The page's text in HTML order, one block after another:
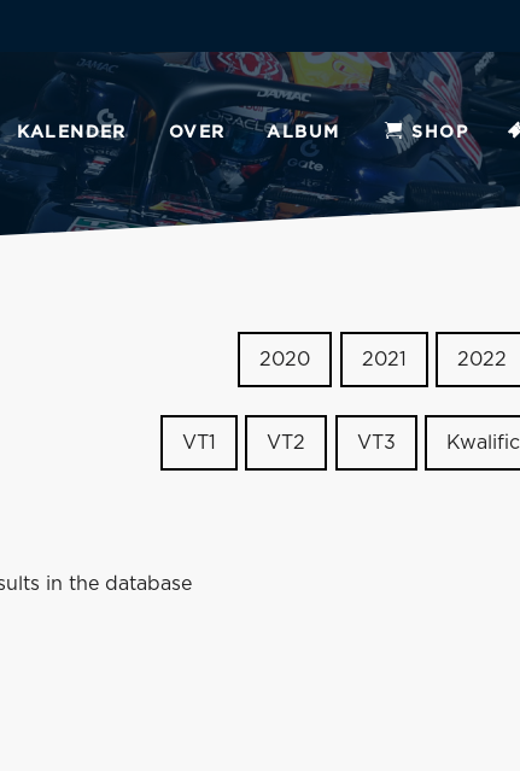
KALENDER OVER ALBUM SHOP
2020 2021 2022
VT1 VT2 VT3
in the database